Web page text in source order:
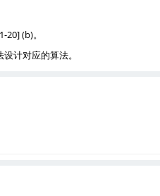
(b)。
计对应的算法。